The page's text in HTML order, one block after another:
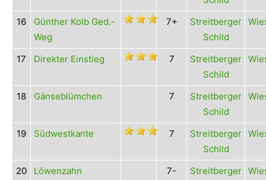
16
Günther Kolb Ged.-
Weg
7+
Streitberger
Schild
17 Direkter Einstieg 7
Streitberger
Schild
18 Gänseblümchen 7
Streitberger
Schild
19 Südwestkante 7
Streitberger
Schild
20 Löwenzahn 7-
Streitberger